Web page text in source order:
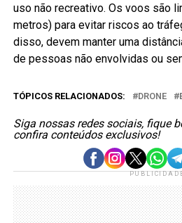
uso não recreativo. Os voos são
metros) para evitar riscos ao
disso, devem manter uma
de pessoas não envolvidas ou
TÓPICOS RELACIONADOS: DRONE
Siga nossas redes sociais, fique
confira conteúdos exclusivos!